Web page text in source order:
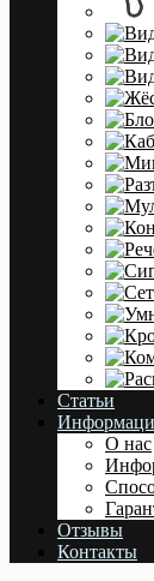
Статьи
О нас
Отзывы
Контакты